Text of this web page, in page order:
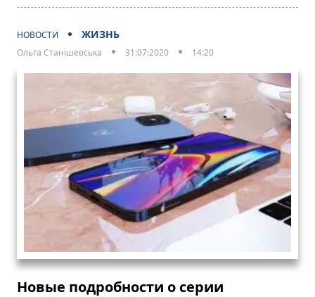
НОВОСТИ ЖИЗНЬ
Ольга Станішевська 31:07:2020 14:20
Новые подробности о серии